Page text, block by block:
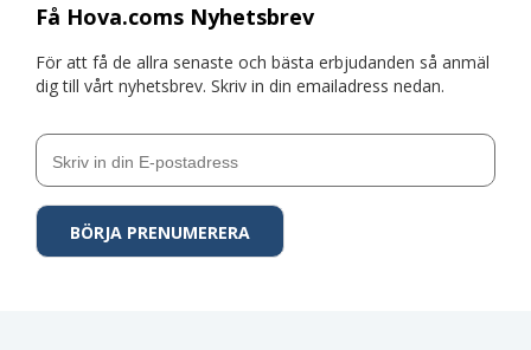
Få Hova.coms Nyhetsbrev
För att få de allra senaste och bästa erbjudanden så anmäl
dig till vårt nyhetsbrev. Skriv in din emailadress nedan.